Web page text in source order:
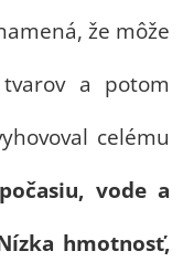
že môže
a potom
celému
vode a
hmotnosť,